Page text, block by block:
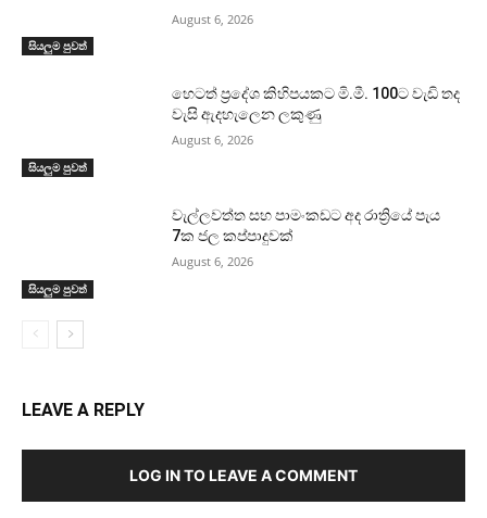
සියලුම පුවත්
August 6, 2026
සියලුම පුවත්
හෙටත් ප්‍රදේශ කිහිපයකට මි.මී. 100ට වැඩි තද
වැසි ඇදහැලෙන ලකුණු
August 6, 2026
සියලුම පුවත්
වැල්ලවත්ත සහ පාමංකඩට අද රාත්‍රියේ පැය
7ක ජල කප්පාදුවක්
August 6, 2026
LEAVE A REPLY
LOG IN TO LEAVE A COMMENT